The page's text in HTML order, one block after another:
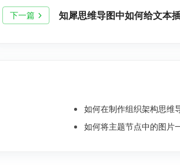
下一篇 知犀思维导图中如何给文本
如何在制作组织架构思维
如何将主题节点中的图片